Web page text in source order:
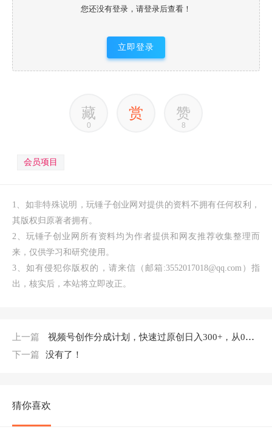
您还没有登录，请登录后查看！
立即登录
藏
0
赏 赞
8
会员项目
1、如非特殊说明，玩锤子创业网对提供的资料不拥有任何权利，
其版权归原著者拥有。
2、玩锤子创业网所有资料均为作者提供和网友推荐收集整理而
来，仅供学习和研究使用。
3、如有侵犯你版权的，请来信（邮箱:3552017018@qq.com）指
出，核实后，本站将立即改正。
上一篇
视频号创作分成计划，快速过原创日入300+，从0到1完整项目教程！
下一篇
没有了！
猜你喜欢